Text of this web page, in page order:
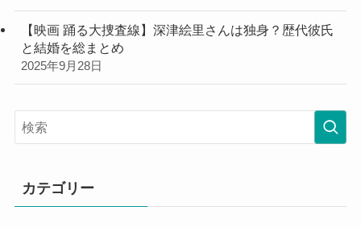
【映画 踊る大捜査線】深津絵里さんは独身？歴代彼氏
と結婚を総まとめ
2025年9月28日
カテゴリー